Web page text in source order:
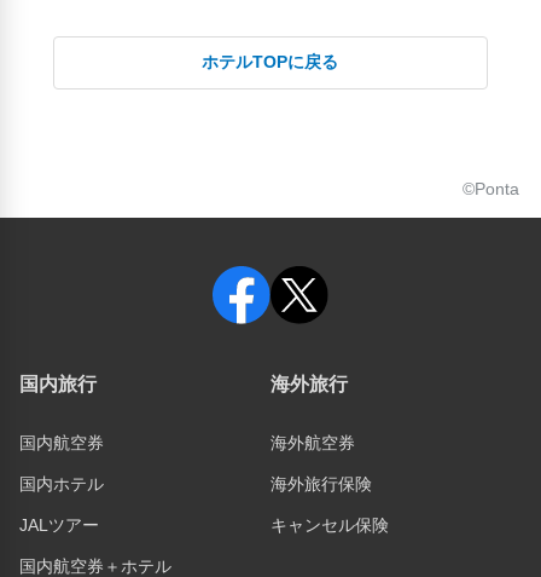
ホテルTOPに戻る
©Ponta
国内旅行
国内航空券
国内ホテル
JALツアー
国内航空券＋ホテル
海外旅行
海外航空券
海外旅行保険
キャンセル保険